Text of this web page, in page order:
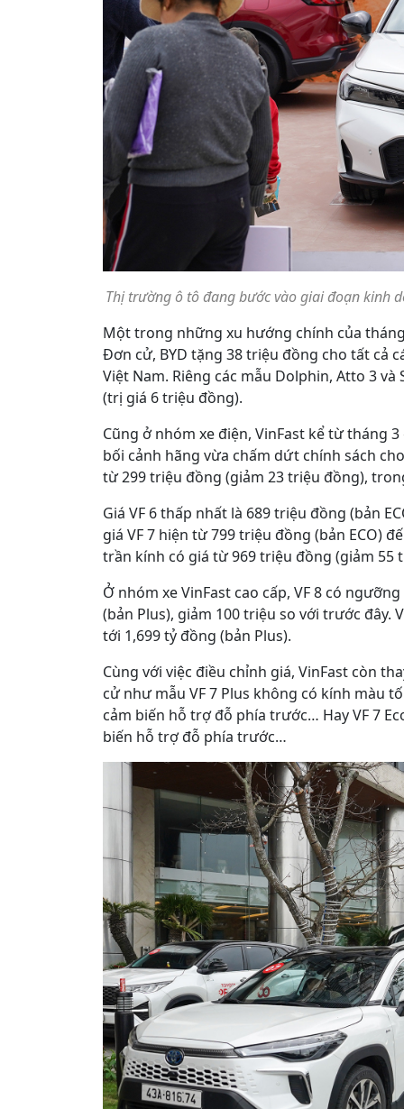
Thị trường ô tô đang bước vào giai đoạn kinh
Một trong những xu hướng chính của
Đơn cử, BYD tặng 38 triệu đồng cho tất cả
Việt Nam. Riêng các mẫu Dolphin, Atto 3
(trị giá 6 triệu đồng).
Cũng ở nhóm xe điện, VinFast kể từ tháng
bối cảnh hãng vừa chấm dứt chính sách
từ 299 triệu đồng (giảm 23 triệu đồng),
Giá VF 6 thấp nhất là 689 triệu đồng (bản
giá VF 7 hiện từ 799 triệu đồng (bản ECO)
trần kính có giá từ 969 triệu đồng (giảm 55
Ở nhóm xe VinFast cao cấp, VF 8 có
(bản Plus), giảm 100 triệu so với trước đây.
tới 1,699 tỷ đồng (bản Plus).
Cùng với việc điều chỉnh giá, VinFast còn
cử như mẫu VF 7 Plus không có kính màu
cảm biến hỗ trợ đỗ phía trước… Hay VF 7
biến hỗ trợ đỗ phía trước…